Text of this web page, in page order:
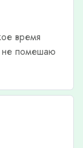
время
не помешаю